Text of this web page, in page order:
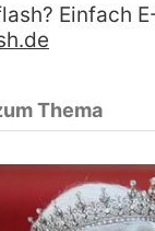
Einfach
Thema